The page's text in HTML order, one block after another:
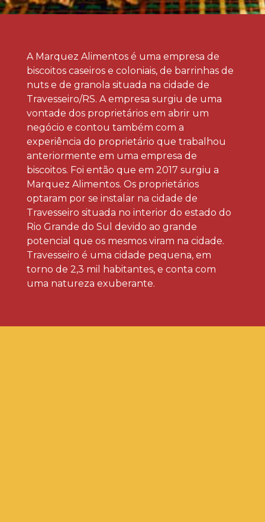
A Marquez Alimentos é uma empresa de
biscoitos caseiros e coloniais, de barrinhas de
nuts e de granola situada na cidade de
Travesseiro/RS. A empresa surgiu de uma
vontade dos proprietários em abrir um
negócio e contou também com a
experiência do proprietário que trabalhou
anteriormente em uma empresa de
biscoitos. Foi então que em 2017 surgiu a
Marquez Alimentos. Os proprietários
optaram por se instalar na cidade de
Travesseiro situada no interior do estado do
Rio Grande do Sul devido ao grande
potencial que os mesmos viram na cidade.
Travesseiro é uma cidade pequena, em
torno de 2,3 mil habitantes, e conta com
uma natureza exuberante.